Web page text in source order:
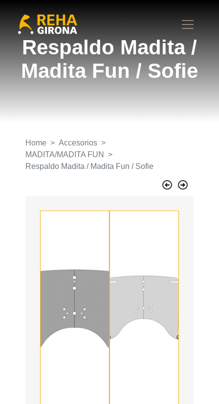
Respaldo Madita /
Madita Fun / Sofie
Home
Accesorios
MADITA/MADITA FUN
Respaldo Madita / Madita Fun / Sofie